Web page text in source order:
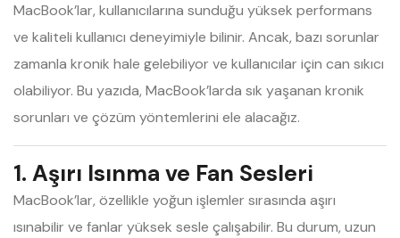
MacBook’lar, kullanıcılarına sunduğu yüksek performans
ve kaliteli kullanıcı deneyimiyle bilinir. Ancak, bazı sorunlar
zamanla kronik hale gelebiliyor ve kullanıcılar için can sıkıcı
olabiliyor. Bu yazıda, MacBook’larda sık yaşanan kronik
sorunları ve çözüm yöntemlerini ele alacağız.
1. Aşırı Isınma ve Fan Sesleri
MacBook’lar, özellikle yoğun işlemler sırasında aşırı
ısınabilir ve fanlar yüksek sesle çalışabilir. Bu durum, uzun